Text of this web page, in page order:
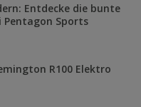
Entdecke die bunte
Pentagon Sports
R100 Elektro